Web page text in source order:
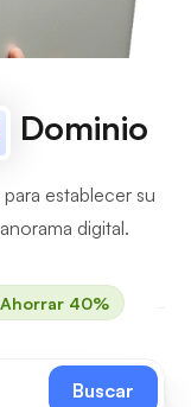
Dominio
establecer su
digital.
Ahorrar 40%
Buscar